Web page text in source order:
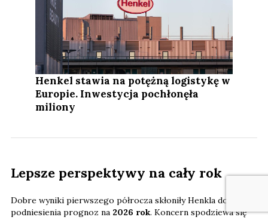
Henkel stawia na potężną logistykę w
Europie. Inwestycja pochłonęła
miliony
Lepsze perspektywy na cały rok
Dobre wyniki pierwszego półrocza skłoniły Henkla do
podniesienia prognoz na 2026 rok. Koncern spodziewa się